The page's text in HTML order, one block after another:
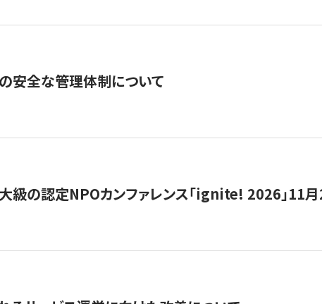
安全な管理体制について
級の認定NPOカンファレンス「ignite! 2026」11